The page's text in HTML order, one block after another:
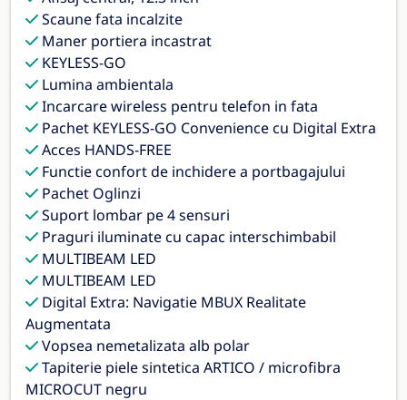
Scaune fata incalzite
Maner portiera incastrat
KEYLESS-GO
Lumina ambientala
Incarcare wireless pentru telefon in fata
Pachet KEYLESS-GO Convenience cu Digital Extra
Acces HANDS-FREE
Functie confort de inchidere a portbagajului
Pachet Oglinzi
Suport lombar pe 4 sensuri
Praguri iluminate cu capac interschimbabil
MULTIBEAM LED
MULTIBEAM LED
Digital Extra: Navigatie MBUX Realitate
Augmentata
Vopsea nemetalizata alb polar
Tapiterie piele sintetica ARTICO / microfibra
MICROCUT negru